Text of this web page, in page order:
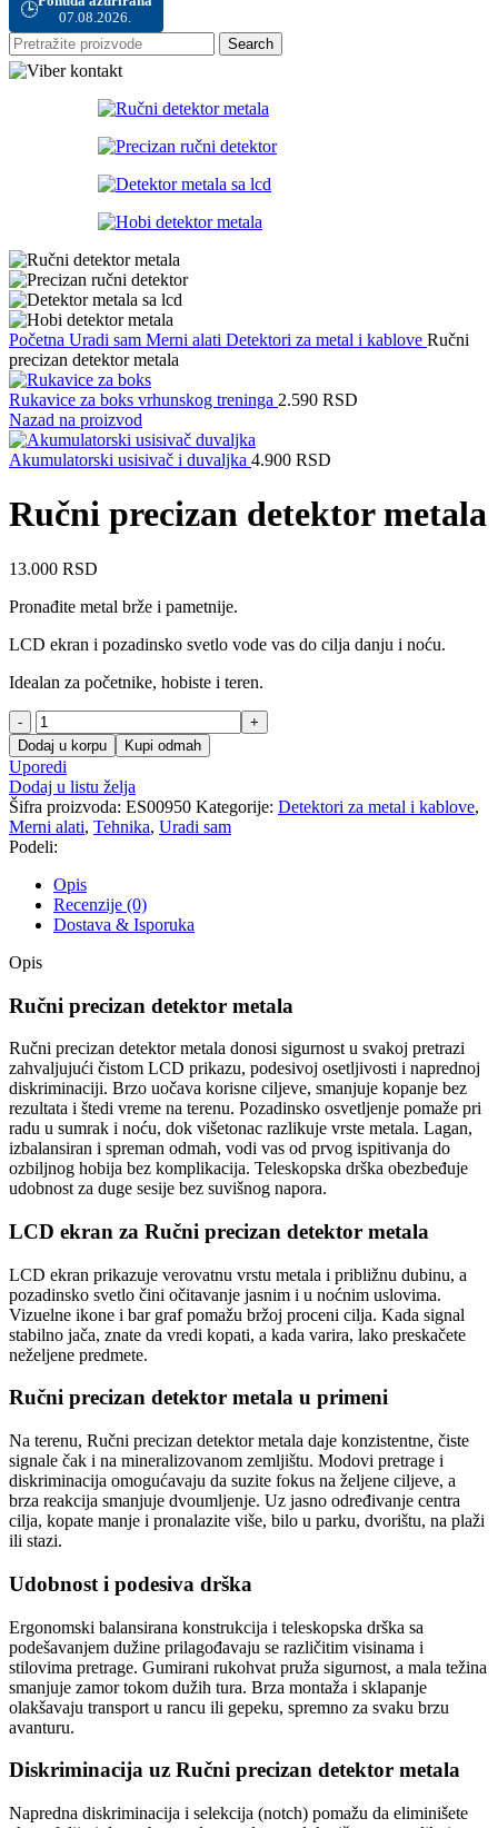
🕒
07.08.2026.
Search
Početna Uradi sam Merni alati Detektori za metal i kablove Ručni
precizan detektor metala
Rukavice za boks vrhunskog treninga 2.590 RSD
Nazad na proizvod
Akumulatorski usisivač i duvaljka 4.900 RSD
Ručni precizan detektor metala
13.000 RSD
Pronađite metal brže i pametnije.
LCD ekran i pozadinsko svetlo vode vas do cilja danju i noću.
Idealan za početnike, hobiste i teren.
Ručni
precizan
detektor
metala
količina
Dodaj u korpu Kupi odmah
Uporedi
Dodaj u listu želja
Šifra proizvoda: ES00950 Kategorije: Detektori za metal i kablove,
Merni alati, Tehnika, Uradi sam
Podeli:
Opis
Recenzije (0)
Dostava & Isporuka
Opis
Ručni precizan detektor metala
Ručni precizan detektor metala donosi sigurnost u svakoj pretrazi
zahvaljujući čistom LCD prikazu, podesivoj osetljivosti i naprednoj
diskriminaciji. Brzo uočava korisne ciljeve, smanjuje kopanje bez
rezultata i štedi vreme na terenu. Pozadinsko osvetljenje pomaže pri
radu u sumrak i noću, dok višetonac razlikuje vrste metala. Lagan,
izbalansiran i spreman odmah, vodi vas od prvog ispitivanja do
ozbiljnog hobija bez komplikacija. Teleskopska drška obezbeđuje
udobnost za duge sesije bez suvišnog napora.
LCD ekran za Ručni precizan detektor metala
LCD ekran prikazuje verovatnu vrstu metala i približnu dubinu, a
pozadinsko svetlo čini očitavanje jasnim i u noćnim uslovima.
Vizuelne ikone i bar graf pomažu bržoj proceni cilja. Kada signal
stabilno jača, znate da vredi kopati, a kada varira, lako preskačete
neželjene predmete.
Ručni precizan detektor metala u primeni
Na terenu, Ručni precizan detektor metala daje konzistentne, čiste
signale čak i na mineralizovanom zemljištu. Modovi pretrage i
diskriminacija omogućavaju da suzite fokus na željene ciljeve, a
brza reakcija smanjuje dvoumljenje. Uz jasno određivanje centra
cilja, kopate manje i pronalazite više, bilo u parku, dvorištu, na plaži
ili stazi.
Udobnost i podesiva drška
Ergonomski balansirana konstrukcija i teleskopska drška sa
podešavanjem dužine prilagođavaju se različitim visinama i
stilovima pretrage. Gumirani rukohvat pruža sigurnost, a mala težina
smanjuje zamor tokom dužih tura. Brza montaža i sklapanje
olakšavaju transport u rancu ili gepeku, spremno za svaku brzu
avanturu.
Diskriminacija uz Ručni precizan detektor metala
Napredna diskriminacija i selekcija (notch) pomažu da eliminišete